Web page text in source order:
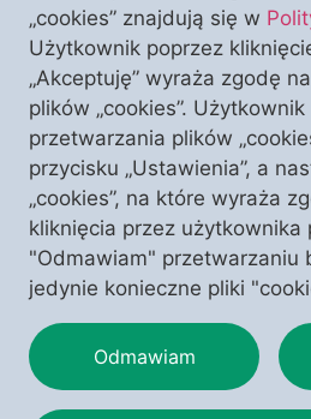
„Zrównoważony rozwój” to
współczesnego tzw.
wybawienie. Zagrożenia z
Agnieszka Stelmach w swym
wydanym przez
„cookies” znajdują się w
Użytkownik poprzez
„Akceptuję” wyraża zgodę
plików „cookies”.
przetwarzania plików
przycisku „Ustawienia”, a
„cookies”, na które wyraża
kliknięcia przez użytkownika
"Odmawiam" przetwarzaniu
jedynie konieczne pliki
Odmawiam